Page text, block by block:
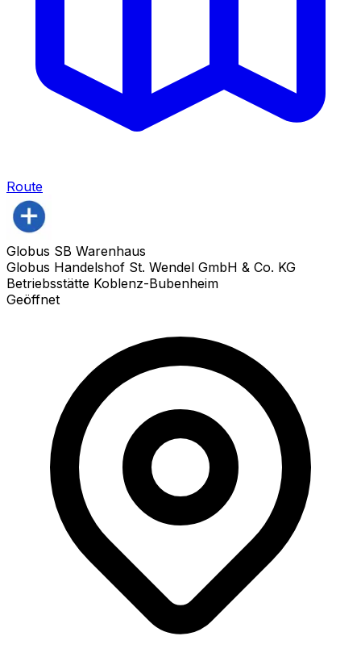
Route
Globus SB Warenhaus
Globus Handelshof St. Wendel GmbH & Co. KG
Betriebsstätte Koblenz-Bubenheim
Geöffnet